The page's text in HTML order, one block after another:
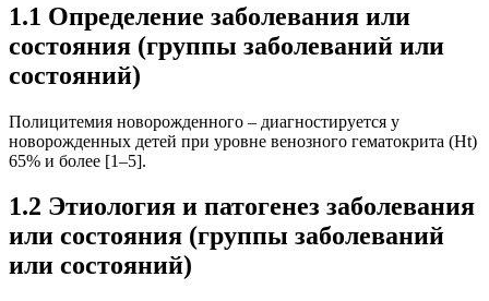
1.1 Определение заболевания или
состояния (группы заболеваний или
состояний)
Полицитемия новорожденного – диагностируется у
новорожденных детей при уровне венозного гематокрита (Ht)
65% и более [1–5].
1.2 Этиология и патогенез заболевания
или состояния (группы заболеваний
или состояний)